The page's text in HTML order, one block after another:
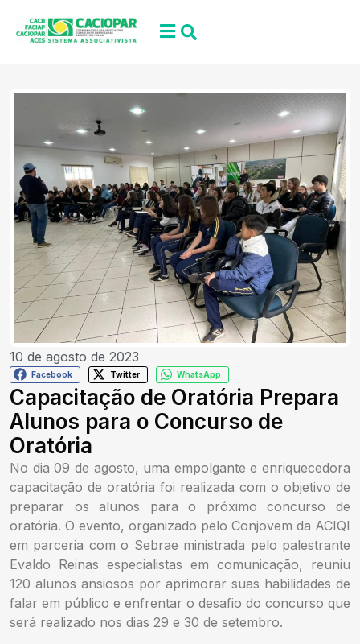
10 de agosto de 2023
Facebook Twitter WhatsApp
Capacitação de Oratória Prepara
Alunos para o Concurso de
Oratória
No dia 09 de agosto, uma empolgante e enriquecedora
capacitação de oratória foi realizada com o objetivo de
preparar os alunos para o próximo concurso de
oratória. O evento, organizado pelo Conjovem da ACIQI
em parceria com o Sebrae ministrada pelo palestrante
Evaldo Reinas especialistas em comunicação, reuniu
120 alunos ansiosos por aprimorar suas habilidades de
falar em público e enfrentar o desafio do concurso que
será realizado nos dias 29 e 30 de setembro.